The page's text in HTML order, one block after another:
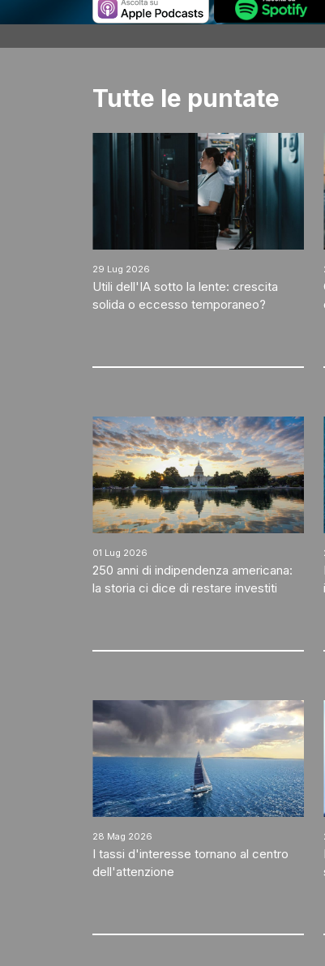
Tutte le puntate
29 Lug 2026
Utili dell'IA sotto la lente: crescita
solida o eccesso temporaneo?
01 Lug 2026
250 anni di indipendenza americana:
la storia ci dice di restare investiti
28 Mag 2026
I tassi d'interesse tornano al centro
dell'attenzione